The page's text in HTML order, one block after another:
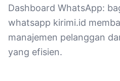
Dashboard WhatsApp:
whatsapp kirimi.id
manajemen pelanggan
yang efisien.